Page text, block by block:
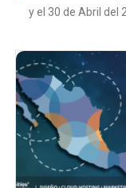
y el 30 de Abril del